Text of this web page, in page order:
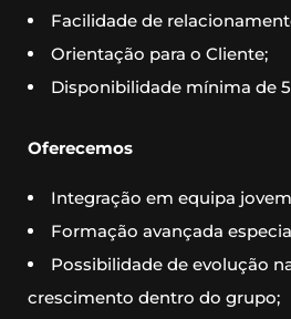
Facilidade de
Orientação para o Cliente;
Disponibilidade mínima de
Oferecemos
Integração em equipa
Formação avançada
Possibilidade de evolução
crescimento dentro do grupo;